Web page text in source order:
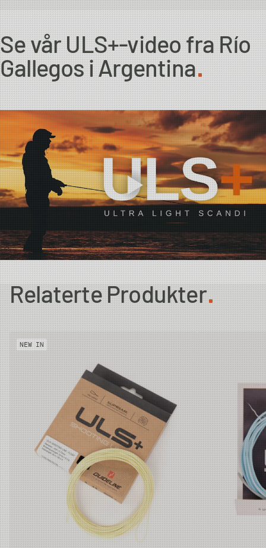
#7/8 4m 14g 10ft 4g
#8/9 4m 16g 10ft 4g
Se vår ULS+-video fra Río
Gallegos i Argentina
Relaterte Produkter
NEW IN